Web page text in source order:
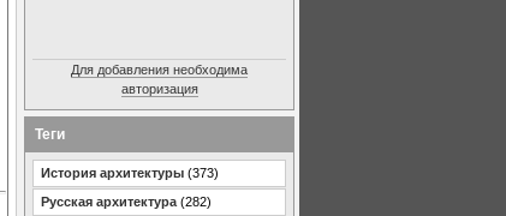
Для добавления необходима
авторизация
Теги
История архитектуры (373)
Русская архитектура (282)